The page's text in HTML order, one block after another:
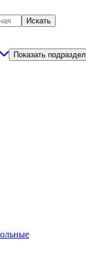
Искать
Показать